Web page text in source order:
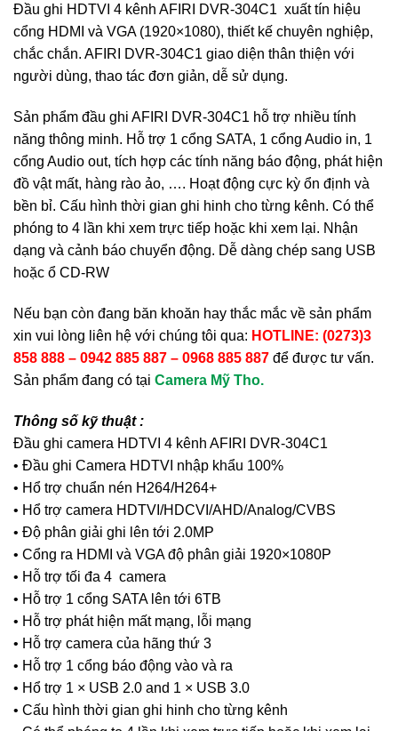
Đầu ghi HDTVI 4 kênh AFIRI DVR-304C1 xuất tín hiệu
cổng HDMI và VGA (1920×1080), thiết kế chuyên nghiệp,
chắc chắn. AFIRI DVR-304C1 giao diện thân thiện với
người dùng, thao tác đơn giản, dễ sử dụng.
Sản phẩm đầu ghi AFIRI DVR-304C1 hỗ trợ nhiều tính
năng thông minh. Hỗ trợ 1 cổng SATA, 1 cổng Audio in, 1
cổng Audio out, tích hợp các tính năng báo động, phát hiện
đồ vật mất, hàng rào ảo, …. Hoạt động cực kỳ ổn định và
bền bỉ. Cấu hình thời gian ghi hinh cho từng kênh. Có thể
phóng to 4 lần khi xem trực tiếp hoặc khi xem lại. Nhận
dạng và cảnh báo chuyển động. Dễ dàng chép sang USB
hoặc ổ CD-RW
Nếu bạn còn đang băn khoăn hay thắc mắc về sản phẩm
xin vui lòng liên hệ với chúng tôi qua: HOTLINE: (0273)3
858 888 – 0942 885 887 – 0968 885 887 để được tư vấn.
Sản phẩm đang có tại Camera Mỹ Tho.
Thông số kỹ thuật :
Đầu ghi camera HDTVI 4 kênh AFIRI DVR-304C1
• Đầu ghi Camera HDTVI nhập khẩu 100%
• Hổ trợ chuẩn nén H264/H264+
• Hổ trợ camera HDTVI/HDCVI/AHD/Analog/CVBS
• Độ phân giải ghi lên tới 2.0MP
• Cổng ra HDMI và VGA độ phân giải 1920×1080P
• Hỗ trợ tối đa 4 camera
• Hỗ trợ 1 cổng SATA lên tới 6TB
• Hỗ trợ phát hiện mất mạng, lỗi mạng
• Hỗ trợ camera của hãng thứ 3
• Hỗ trợ 1 cổng báo động vào và ra
• Hổ trợ 1 × USB 2.0 and 1 × USB 3.0
• Cấu hình thời gian ghi hinh cho từng kênh